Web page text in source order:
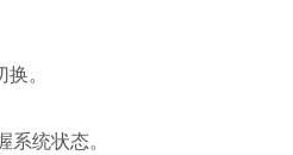
。
统状态。